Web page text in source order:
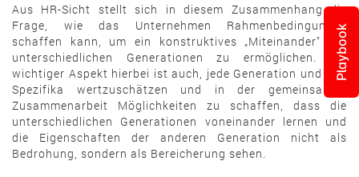
Aus HR-Sicht stellt sich in diesem Zusammenhang die
Frage, wie das Unternehmen Rahmenbedingungen
schaffen kann, um ein konstruktives „Miteinander" der
unterschiedlichen Generationen zu ermöglichen. Ein
wichtiger Aspekt hierbei ist auch, jede Generation und ihre
Spezifika wertzuschätzen und in der gemeinsamen
Zusammenarbeit Möglichkeiten zu schaffen, dass die
unterschiedlichen Generationen voneinander lernen und
die Eigenschaften der anderen Generation nicht als
Bedrohung, sondern als Bereicherung sehen.
Playbook